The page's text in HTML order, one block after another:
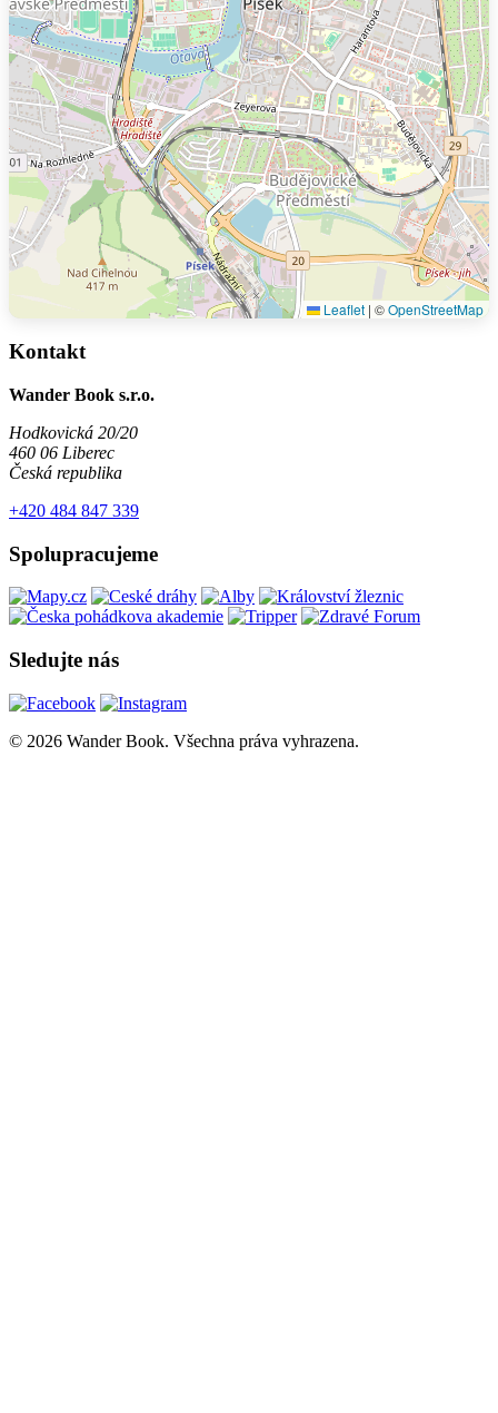
Leaflet | ©OpenStreetMap
Kontakt
Wander Book s.r.o.
Hodkovická 20/20
460 06 Liberec
Česká republika
+420 484 847 339
Spolupracujeme
Sledujte nás
© 2026 Wander Book. Všechna práva vyhrazena.